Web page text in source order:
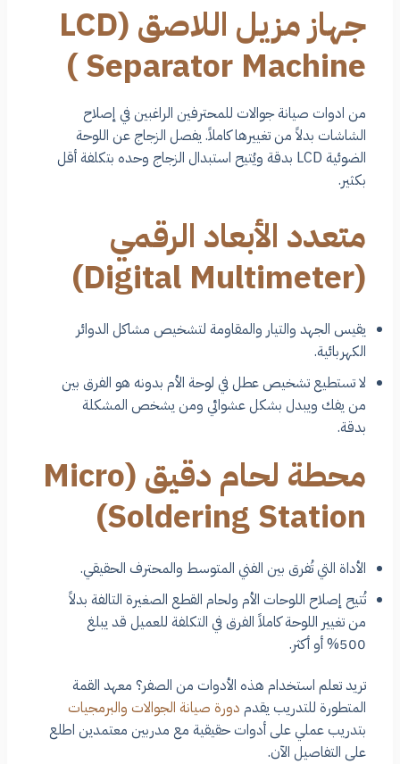
جهاز مزيل اللاصق (LCD
Separator Machine )
من ادوات صيانة جوالات للمحترفين الراغبين في إصلاح
الشاشات بدلاً من تغييرها كاملاً. يفصل الزجاج عن اللوحة
الضوئية LCD بدقة ويُتيح استبدال الزجاج وحده بتكلفة أقل
بكثير.
متعدد الأبعاد الرقمي
(Digital Multimeter)
يقيس الجهد والتيار والمقاومة لتشخيص مشاكل الدوائر
الكهربائية.
لا تستطيع تشخيص عطل في لوحة الأم بدونه هو الفرق بين
من يفك ويبدل بشكل عشوائي ومن يشخص المشكلة
بدقة.
محطة لحام دقيق (Micro
Soldering Station)
الأداة التي تُفرق بين الفني المتوسط والمحترف الحقيقي.
تُتيح إصلاح اللوحات الأم ولحام القطع الصغيرة التالفة بدلاً
من تغيير اللوحة كاملاً الفرق في التكلفة للعميل قد يبلغ
500% أو أكثر.
تريد تعلم استخدام هذه الأدوات من الصفر؟ معهد القمة
المتطورة للتدريب يقدم دورة صيانة الجوالات والبرمجيات
بتدريب عملي على أدوات حقيقية مع مدربين معتمدين اطلع
على التفاصيل الآن.